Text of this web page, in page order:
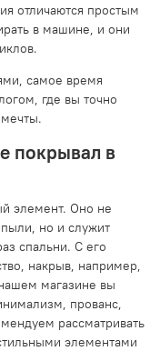
отличаются простым
в машине, и они
самое время
где вы точно
покрывал в
элемент. Оно не
но и служит
спальни. С его
накрыв, например,
магазине вы
прованс,
рассматривать
элементами